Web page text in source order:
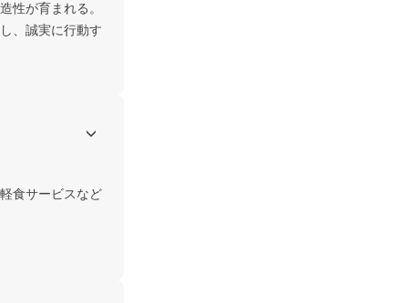
性が育まれる。
、誠実に行動す
食サービスなど